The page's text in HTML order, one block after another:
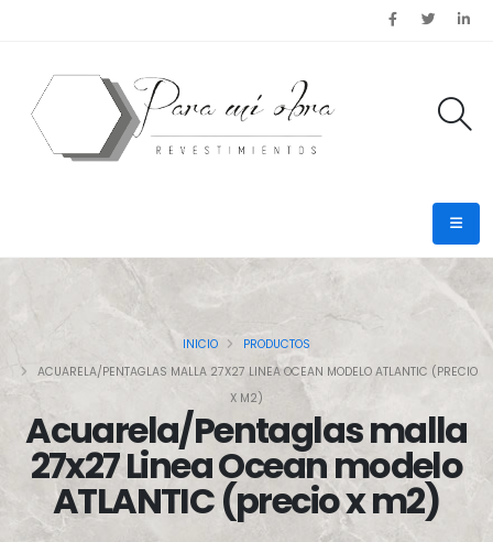
Acuarela/Pentaglas malla
27x27 Linea Ocean modelo
ATLANTIC (precio x m2)
INICIO
PRODUCTOS
ACUARELA/PENTAGLAS MALLA 27X27 LINEA OCEAN MODELO ATLANTIC (PRECIO
X M2)